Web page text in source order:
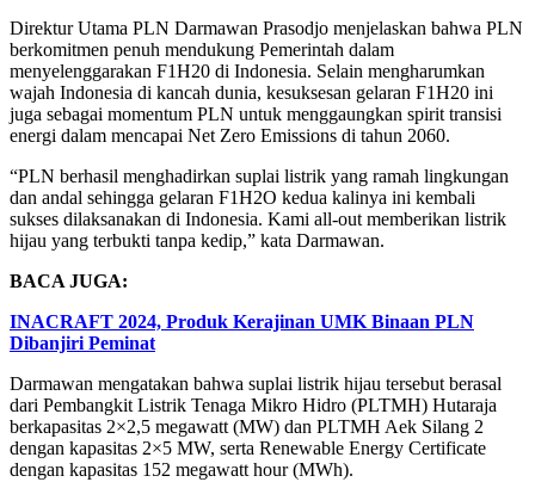
Direktur Utama PLN Darmawan Prasodjo menjelaskan bahwa PLN
berkomitmen penuh mendukung Pemerintah dalam
menyelenggarakan F1H20 di Indonesia. Selain mengharumkan
wajah Indonesia di kancah dunia, kesuksesan gelaran F1H20 ini
juga sebagai momentum PLN untuk menggaungkan spirit transisi
energi dalam mencapai Net Zero Emissions di tahun 2060.
“PLN berhasil menghadirkan suplai listrik yang ramah lingkungan
dan andal sehingga gelaran F1H2O kedua kalinya ini kembali
sukses dilaksanakan di Indonesia. Kami all-out memberikan listrik
hijau yang terbukti tanpa kedip,” kata Darmawan.
BACA JUGA:
INACRAFT 2024, Produk Kerajinan UMK Binaan PLN
Dibanjiri Peminat
Darmawan mengatakan bahwa suplai listrik hijau tersebut berasal
dari Pembangkit Listrik Tenaga Mikro Hidro (PLTMH) Hutaraja
berkapasitas 2×2,5 megawatt (MW) dan PLTMH Aek Silang 2
dengan kapasitas 2×5 MW, serta Renewable Energy Certificate
dengan kapasitas 152 megawatt hour (MWh).